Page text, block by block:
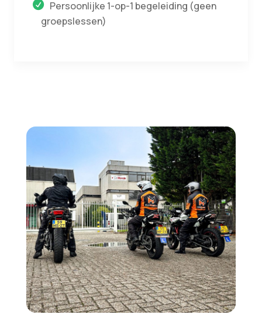
Persoonlijke 1-op-1 begeleiding (geen
groepslessen)